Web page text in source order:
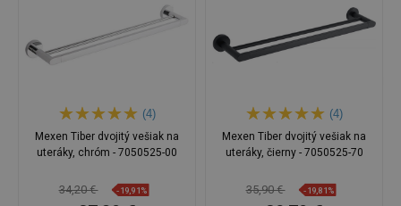
(4)
Mexen Tiber dvojitý vešiak na
uteráky, chróm - 7050525-00
34,20 € -19,91%
(4)
Mexen Tiber dvojitý vešiak na
uteráky, čierny - 7050525-70
35,90 € -19,81%